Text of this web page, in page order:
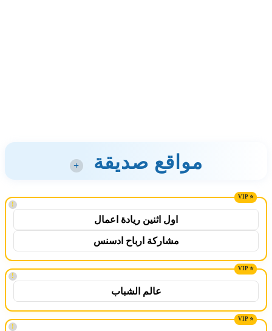
مواقع صديقة +
!
اول اثنين ريادة اعمال
مشاركة ارباح ادسنس
!
عالم الشباب
!